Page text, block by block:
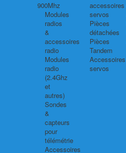
900Mhz
Modules
radios
&
accessoires
radio
Modules
radio
(2.4Ghz
et
autres)
Sondes
&
capteurs
pour
télémétrie
Accessoires
accessoires
servos
Pièces
détachées
Pièces
Tandem
Accessoires
servos